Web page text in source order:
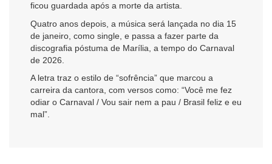
ficou guardada após a morte da artista.
Quatro anos depois, a música será lançada no dia 15
de janeiro, como single, e passa a fazer parte da
discografia póstuma de Marília, a tempo do Carnaval
de 2026.
A letra traz o estilo de “sofrência” que marcou a
carreira da cantora, com versos como: “Você me fez
odiar o Carnaval / Vou sair nem a pau / Brasil feliz e eu
mal”.